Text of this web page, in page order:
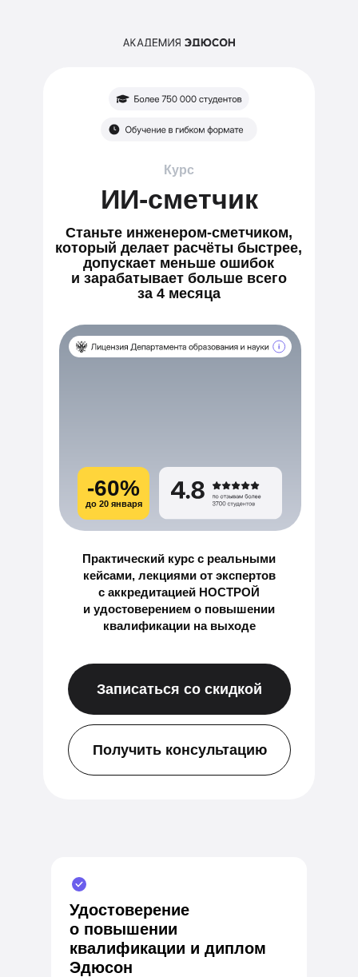
Станьте инженером-сметчиком,
который делает расчёты быстрее,
допускает меньше ошибок
и зарабатывает больше всего
за 4 месяца
ИИ-сметчик
Курс
Практический курс с реальными
кейсами, лекциями от экспертов
с аккредитацией НОСТРОЙ
и удостоверением о повышении
квалификации на выходе
Получить консультацию
-60%
до 20 января
Записаться со скидкой
Удостоверение
о повышении
квалификации и диплом
Эдюсон